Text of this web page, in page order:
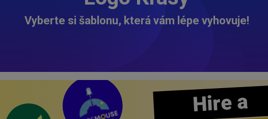
Vyberte si šablonu, která vám lépe vyhovuje!
Hire a